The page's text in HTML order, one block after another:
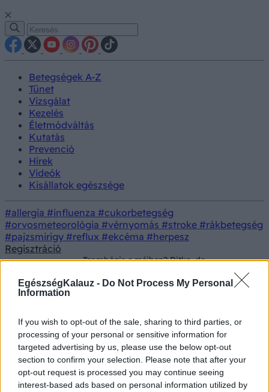
EgészségKalauz - Do Not Process My Personal
Information
If you wish to opt-out of the sale, sharing to third parties, or
processing of your personal or sensitive information for
targeted advertising by us, please use the below opt-out
section to confirm your selection. Please note that after your
opt-out request is processed you may continue seeing
interest-based ads based on personal information utilized by
Betegségek A-Z
Tünet
Vizsgálat
Kezelés
Életmódváltás
Kutatás
Prevenció
Hírek
Videók
Kisállatok egészsége
#allergia #influenza #cukorbetegség
#orvosmeteorológia #vérnyomás #stroke #rákbetegség
#pajzsmirigy #reflux #ekcéma #herpesz
Regisztráció
Trombózis a májban? Ritka, de
vérrög
életveszélyes helyeken is lecsaphat
a vérrög